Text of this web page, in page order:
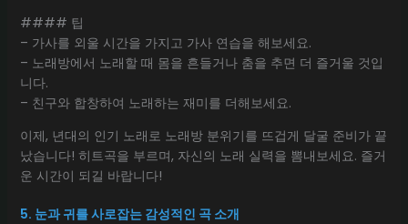
#### 팁
– 가사를 외울 시간을 가지고 가사 연습을 해보세요.
– 노래방에서 노래할 때 몸을 흔들거나 춤을 추면 더 즐거울 것입
니다.
– 친구와 합창하여 노래하는 재미를 더해보세요.
이제, 년대의 인기 노래로 노래방 분위기를 뜨겁게 달굴 준비가 끝
났습니다! 히트곡을 부르며, 자신의 노래 실력을 뽐내보세요. 즐거
운 시간이 되길 바랍니다!
5. 눈과 귀를 사로잡는 감성적인 곡 소개